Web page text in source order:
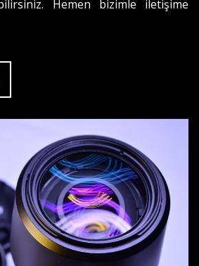
Hemen bizimle iletişime